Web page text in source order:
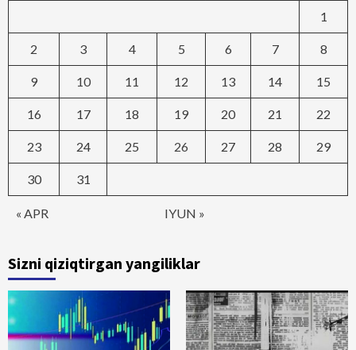
« APR IYUN »
1
2 3 4 5 6 7 8
9 10 11 12 13 14 15
16 17 18 19 20 21 22
23 24 25 26 27 28 29
30 31
Sizni qiziqtirgan yangiliklar